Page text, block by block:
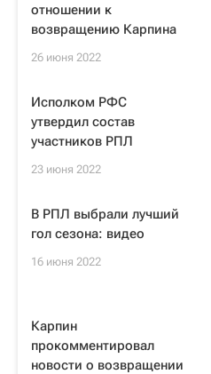
отношении к
возвращению Карпина
26 июня 2022
Исполком РФС
утвердил состав
участников РПЛ
23 июня 2022
В РПЛ выбрали лучший
гол сезона: видео
16 июня 2022
Карпин
прокомментировал
новости о возвращении